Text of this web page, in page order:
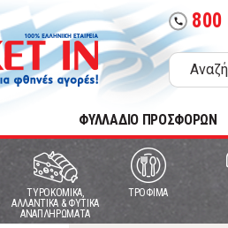
call 800
ΦΥΛΛΑΔΙΟ ΠΡΟΣΦΟΡΩΝ
ΤΥΡΟΚΟΜΙΚΑ,
ΑΛΛΑΝΤΙΚΑ & ΦΥΤΙΚΑ
ΑΝΑΠΛΗΡΩΜΑΤΑ
ΤΡΟΦΙΜΑ